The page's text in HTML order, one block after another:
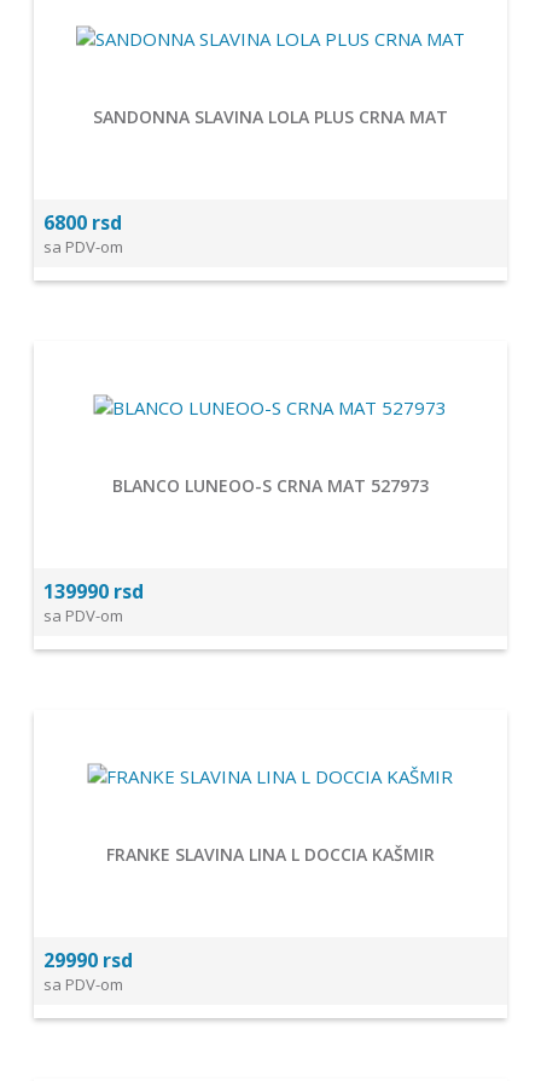
SANDONNA SLAVINA LOLA PLUS CRNA MAT
6800 rsd
sa PDV-om
BLANCO LUNEOO-S CRNA MAT 527973
139990 rsd
sa PDV-om
FRANKE SLAVINA LINA L DOCCIA KAŠMIR
29990 rsd
sa PDV-om